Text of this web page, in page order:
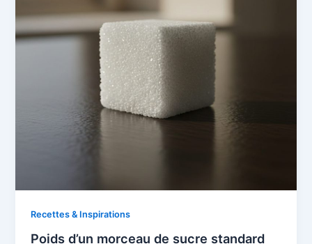
Recettes & Inspirations
Poids d’un morceau de sucre standard